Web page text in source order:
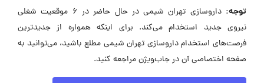
توجه:
داروسازی تهران شیمی در حال حاضر در ۶ موقعیت شغلی
نیروی جدید استخدام می‌کند. برای اینکه همواره از جدیدترین
فرصت‌های استخدام داروسازی تهران شیمی مطلع باشید، می‌توانید به
صفحه اختصاصی آن در جاب‌ویژن مراجعه کنید.